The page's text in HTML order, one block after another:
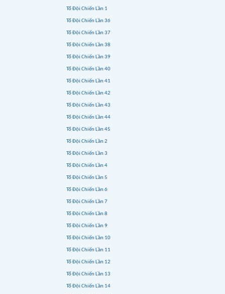
Tổ Đội Chiến Lần 1
Tổ Đội Chiến Lần 36
Tổ Đội Chiến Lần 37
Tổ Đội Chiến Lần 38
Tổ Đội Chiến Lần 39
Tổ Đội Chiến Lần 40
Tổ Đội Chiến Lần 41
Tổ Đội Chiến Lần 42
Tổ Đội Chiến Lần 43
Tổ Đội Chiến Lần 44
Tổ Đội Chiến Lần 45
Tổ Đội Chiến Lần 2
Tổ Đội Chiến Lần 3
Tổ Đội Chiến Lần 4
Tổ Đội Chiến Lần 5
Tổ Đội Chiến Lần 6
Tổ Đội Chiến Lần 7
Tổ Đội Chiến Lần 8
Tổ Đội Chiến Lần 9
Tổ Đội Chiến Lần 10
Tổ Đội Chiến Lần 11
Tổ Đội Chiến Lần 12
Tổ Đội Chiến Lần 13
Tổ Đội Chiến Lần 14